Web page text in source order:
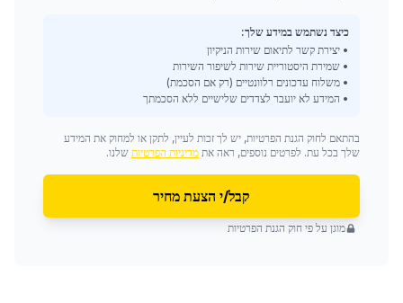
כיצד נשתמש במידע שלך:
• יצירת קשר לתיאום שירות הניקיון
• שמירת היסטוריית שירות לשיפור השירות
• משלוח עדכונים רלוונטיים (רק אם הסכמת)
• המידע לא יועבר לצדדים שלישיים ללא הסכמתך
בהתאם לחוק הגנת הפרטיות, יש לך זכות לעיין, לתקן או למחוק את המידע
שלך בכל עת. לפרטים נוספים, ראה את מדיניות הפרטיות שלנו.
קבל/י הצעת מחיר
מוגן על פי חוק הגנת הפרטיות